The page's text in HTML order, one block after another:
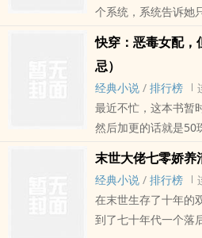
个系统，系统告诉她
风无没拒绝，打工嘛
诉他这是个带颜色的
打工方式。风无：我
风无：我干，干的
这是一个正经直女因
拒绝无果，被迫营业
岭之花哥哥??武力
和弟弟感情不深的高
笼子里被迫与弟弟苟
橙/强制爱/女装play/
快穿：恶毒女配
忌）
经典小说 / 排行榜
最近不忙，这本书暂
然后加更的话就是50
小说，有存稿，喜欢
里被迫干男主》（总
宠清冷知青》（GB/
ABO/骨科）喜欢的
末世大佬七零娇养
经典小说 / 排行榜
在末世生存了十年的
到了七十年代一个落